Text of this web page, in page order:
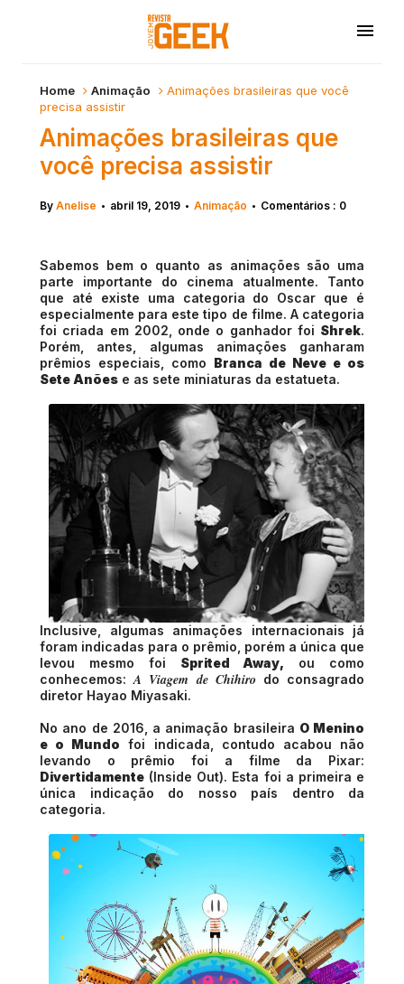
Home Animação
Animações brasileiras que você
precisa assistir
Animações brasileiras que
você precisa assistir
By Anelise • abril 19, 2019 • Animação • Comentários : 0
Sabemos bem o quanto as animações são uma
parte importante do cinema atualmente. Tanto
que até existe uma categoria do Oscar que é
especialmente para este tipo de filme. A categoria
foi criada em 2002, onde o ganhador foi Shrek.
Porém, antes, algumas animações ganharam
prêmios especiais, como Branca de Neve e os
Sete Anões e as sete miniaturas da estatueta.
Inclusive, algumas animações internacionais já
foram indicadas para o prêmio, porém a única que
levou mesmo foi Sprited Away, ou como
conhecemos:A Viagem de Chihirodo consagrado
diretor Hayao Miyasaki.
No ano de 2016, a animação brasileira O Menino
e o Mundo foi indicada, contudo acabou não
levando o prêmio foi a filme da Pixar:
Divertidamente (Inside Out). Esta foi a primeira e
única indicação do nosso país dentro da
categoria.